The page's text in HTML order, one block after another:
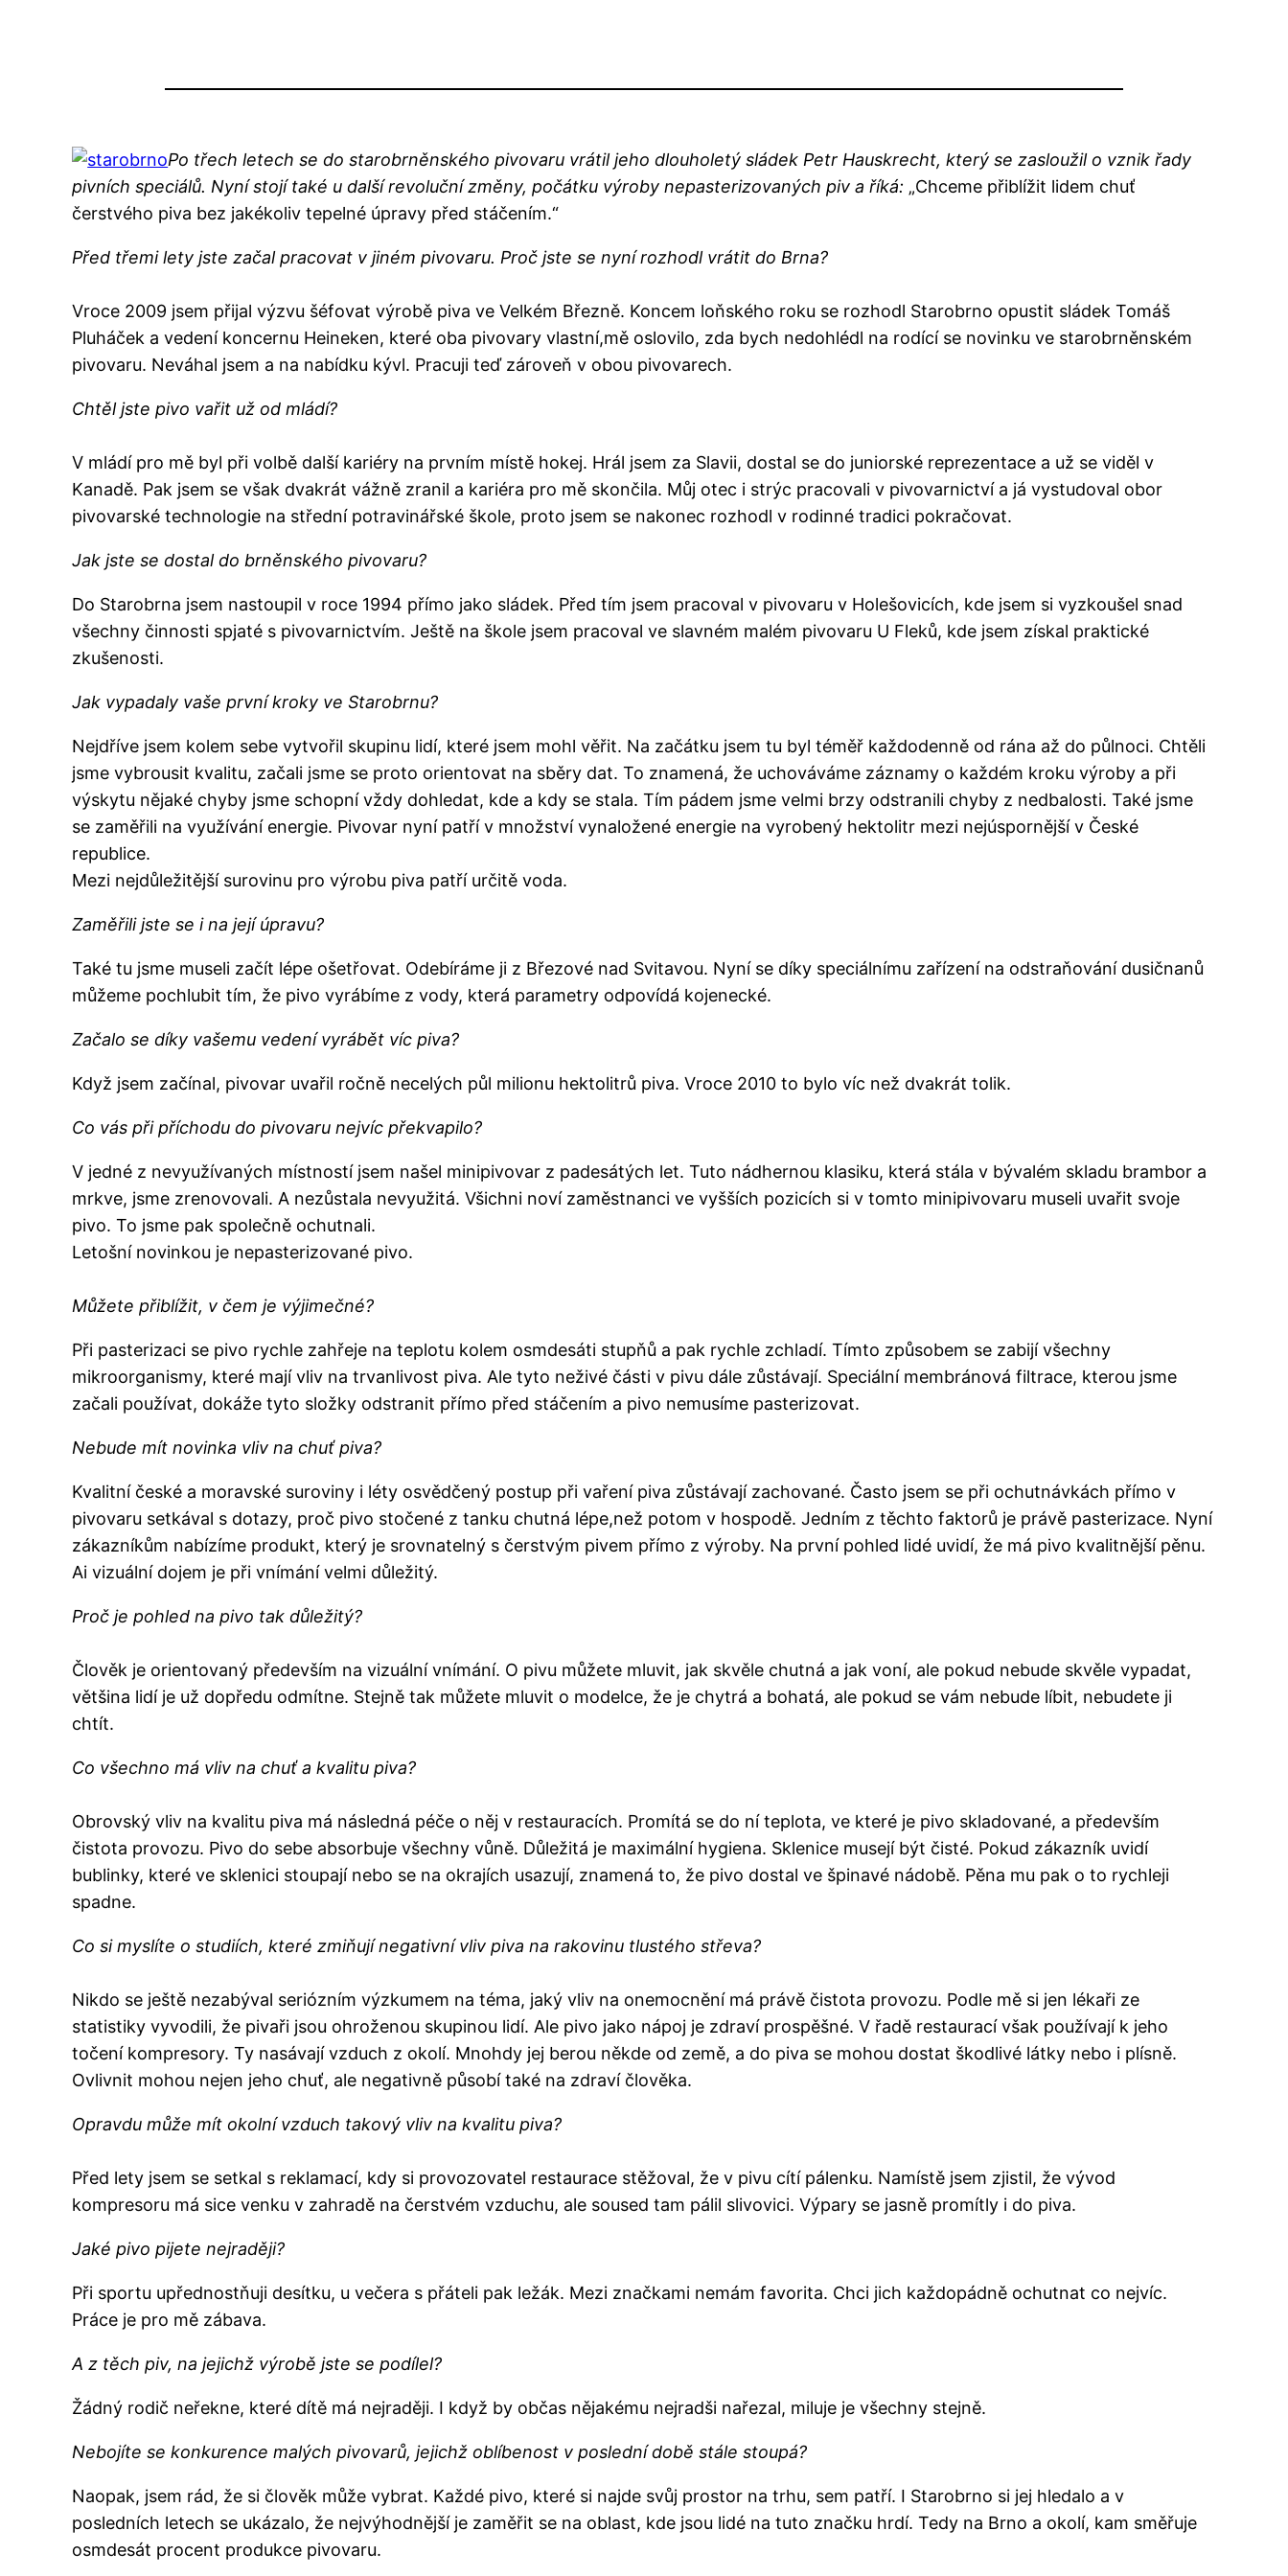
Po třech letech se do starobrněnského pivovaru vrátil jeho dlouholetý sládek Petr Hauskrecht, který se zasloužil o vznik řady
pivních speciálů. Nyní stojí také u další revoluční změny, počátku výroby nepasterizovaných piv a říká: „Chceme přiblížit lidem chuť
čerstvého piva bez jakékoliv tepelné úpravy před stáčením.“
Před třemi lety jste začal pracovat v jiném pivovaru. Proč jste se nyní rozhodl vrátit do Brna?
Vroce 2009 jsem přijal výzvu šéfovat výrobě piva ve Velkém Březně. Koncem loňského roku se rozhodl Starobrno opustit sládek Tomáš
Pluháček a vedení koncernu Heineken, které oba pivovary vlastní,mě oslovilo, zda bych nedohlédl na rodící se novinku ve starobrněnském
pivovaru. Neváhal jsem a na nabídku kývl. Pracuji teď zároveň v obou pivovarech.
Chtěl jste pivo vařit už od mládí?
V mládí pro mě byl při volbě další kariéry na prvním místě hokej. Hrál jsem za Slavii, dostal se do juniorské reprezentace a už se viděl v
Kanadě. Pak jsem se však dvakrát vážně zranil a kariéra pro mě skončila. Můj otec i strýc pracovali v pivovarnictví a já vystudoval obor
pivovarské technologie na střední potravinářské škole, proto jsem se nakonec rozhodl v rodinné tradici pokračovat.
Jak jste se dostal do brněnského pivovaru?
Do Starobrna jsem nastoupil v roce 1994 přímo jako sládek. Před tím jsem pracoval v pivovaru v Holešovicích, kde jsem si vyzkoušel snad
všechny činnosti spjaté s pivovarnictvím. Ještě na škole jsem pracoval ve slavném malém pivovaru U Fleků, kde jsem získal praktické
zkušenosti.
Jak vypadaly vaše první kroky ve Starobrnu?
Nejdříve jsem kolem sebe vytvořil skupinu lidí, které jsem mohl věřit. Na začátku jsem tu byl téměř každodenně od rána až do půlnoci. Chtěli
jsme vybrousit kvalitu, začali jsme se proto orientovat na sběry dat. To znamená, že uchováváme záznamy o každém kroku výroby a při
výskytu nějaké chyby jsme schopní vždy dohledat, kde a kdy se stala. Tím pádem jsme velmi brzy odstranili chyby z nedbalosti. Také jsme
se zaměřili na využívání energie. Pivovar nyní patří v množství vynaložené energie na vyrobený hektolitr mezi nejúspornější v České
republice.
Mezi nejdůležitější surovinu pro výrobu piva patří určitě voda.
Zaměřili jste se i na její úpravu?
Také tu jsme museli začít lépe ošetřovat. Odebíráme ji z Březové nad Svitavou. Nyní se díky speciálnímu zařízení na odstraňování dusičnanů
můžeme pochlubit tím, že pivo vyrábíme z vody, která parametry odpovídá kojenecké.
Začalo se díky vašemu vedení vyrábět víc piva?
Když jsem začínal, pivovar uvařil ročně necelých půl milionu hektolitrů piva. Vroce 2010 to bylo víc než dvakrát tolik.
Co vás při příchodu do pivovaru nejvíc překvapilo?
V jedné z nevyužívaných místností jsem našel minipivovar z padesátých let. Tuto nádhernou klasiku, která stála v bývalém skladu brambor a
mrkve, jsme zrenovovali. A nezůstala nevyužitá. Všichni noví zaměstnanci ve vyšších pozicích si v tomto minipivovaru museli uvařit svoje
pivo. To jsme pak společně ochutnali.
Letošní novinkou je nepasterizované pivo.
Můžete přiblížit, v čem je výjimečné?
Při pasterizaci se pivo rychle zahřeje na teplotu kolem osmdesáti stupňů a pak rychle zchladí. Tímto způsobem se zabijí všechny
mikroorganismy, které mají vliv na trvanlivost piva. Ale tyto neživé části v pivu dále zůstávají. Speciální membránová filtrace, kterou jsme
začali používat, dokáže tyto složky odstranit přímo před stáčením a pivo nemusíme pasterizovat.
Nebude mít novinka vliv na chuť piva?
Kvalitní české a moravské suroviny i léty osvědčený postup při vaření piva zůstávají zachované. Často jsem se při ochutnávkách přímo v
pivovaru setkával s dotazy, proč pivo stočené z tanku chutná lépe,než potom v hospodě. Jedním z těchto faktorů je právě pasterizace. Nyní
zákazníkům nabízíme produkt, který je srovnatelný s čerstvým pivem přímo z výroby. Na první pohled lidé uvidí, že má pivo kvalitnější pěnu.
Ai vizuální dojem je při vnímání velmi důležitý.
Proč je pohled na pivo tak důležitý?
Člověk je orientovaný především na vizuální vnímání. O pivu můžete mluvit, jak skvěle chutná a jak voní, ale pokud nebude skvěle vypadat,
většina lidí je už dopředu odmítne. Stejně tak můžete mluvit o modelce, že je chytrá a bohatá, ale pokud se vám nebude líbit, nebudete ji
chtít.
Co všechno má vliv na chuť a kvalitu piva?
Obrovský vliv na kvalitu piva má následná péče o něj v restauracích. Promítá se do ní teplota, ve které je pivo skladované, a především
čistota provozu. Pivo do sebe absorbuje všechny vůně. Důležitá je maximální hygiena. Sklenice musejí být čisté. Pokud zákazník uvidí
bublinky, které ve sklenici stoupají nebo se na okrajích usazují, znamená to, že pivo dostal ve špinavé nádobě. Pěna mu pak o to rychleji
spadne.
Co si myslíte o studiích, které zmiňují negativní vliv piva na rakovinu tlustého střeva?
Nikdo se ještě nezabýval seriózním výzkumem na téma, jaký vliv na onemocnění má právě čistota provozu. Podle mě si jen lékaři ze
statistiky vyvodili, že pivaři jsou ohroženou skupinou lidí. Ale pivo jako nápoj je zdraví prospěšné. V řadě restaurací však používají k jeho
točení kompresory. Ty nasávají vzduch z okolí. Mnohdy jej berou někde od země, a do piva se mohou dostat škodlivé látky nebo i plísně.
Ovlivnit mohou nejen jeho chuť, ale negativně působí také na zdraví člověka.
Opravdu může mít okolní vzduch takový vliv na kvalitu piva?
Před lety jsem se setkal s reklamací, kdy si provozovatel restaurace stěžoval, že v pivu cítí pálenku. Namístě jsem zjistil, že vývod
kompresoru má sice venku v zahradě na čerstvém vzduchu, ale soused tam pálil slivovici. Výpary se jasně promítly i do piva.
Jaké pivo pijete nejraději?
Při sportu upřednostňuji desítku, u večera s přáteli pak ležák. Mezi značkami nemám favorita. Chci jich každopádně ochutnat co nejvíc.
Práce je pro mě zábava.
A z těch piv, na jejichž výrobě jste se podílel?
Žádný rodič neřekne, které dítě má nejraději. I když by občas nějakému nejradši nařezal, miluje je všechny stejně.
Nebojíte se konkurence malých pivovarů, jejichž oblíbenost v poslední době stále stoupá?
Naopak, jsem rád, že si člověk může vybrat. Každé pivo, které si najde svůj prostor na trhu, sem patří. I Starobrno si jej hledalo a v
posledních letech se ukázalo, že nejvýhodnější je zaměřit se na oblast, kde jsou lidé na tuto značku hrdí. Tedy na Brno a okolí, kam směřuje
osmdesát procent produkce pivovaru.